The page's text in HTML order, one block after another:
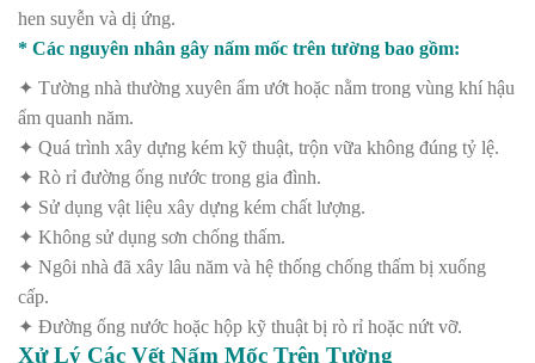
hen suyễn và dị ứng.
* Các nguyên nhân gây nấm mốc trên tường bao gồm:
✦ Tường nhà thường xuyên ẩm ướt hoặc nằm trong vùng khí hậu
ẩm quanh năm.
✦ Quá trình xây dựng kém kỹ thuật, trộn vữa không đúng tỷ lệ.
✦ Rò rỉ đường ống nước trong gia đình.
✦ Sử dụng vật liệu xây dựng kém chất lượng.
✦ Không sử dụng sơn chống thấm.
✦ Ngôi nhà đã xây lâu năm và hệ thống chống thấm bị xuống
cấp.
✦ Đường ống nước hoặc hộp kỹ thuật bị rò rỉ hoặc nứt vỡ.
Xử Lý Các Vết Nấm Mốc Trên Tường